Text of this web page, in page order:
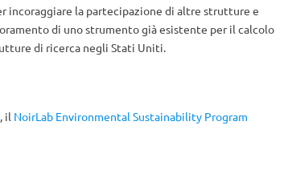
incoraggiare la partecipazione di altre strutture e
di uno strumento già esistente per il calcolo
di ricerca negli Stati Uniti.
il NoirLab Environmental Sustainability Program